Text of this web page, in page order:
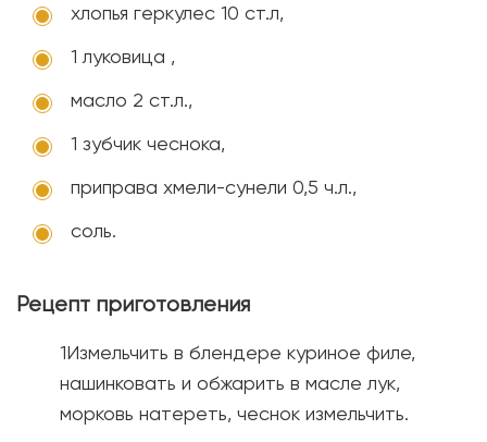
хлопья геркулес 10 ст.л,
1 луковица ,
масло 2 ст.л.,
1 зубчик чеснока,
приправа хмели-сунели 0,5 ч.л.,
соль.
Рецепт приготовления
Измельчить в блендере куриное филе,
нашинковать и обжарить в масле лук,
морковь натереть, чеснок измельчить.